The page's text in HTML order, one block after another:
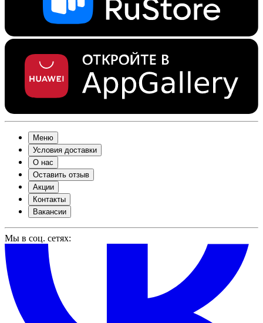
Меню
Условия доставки
О нас
Оставить отзыв
Акции
Контакты
Вакансии
Мы в соц. сетях: